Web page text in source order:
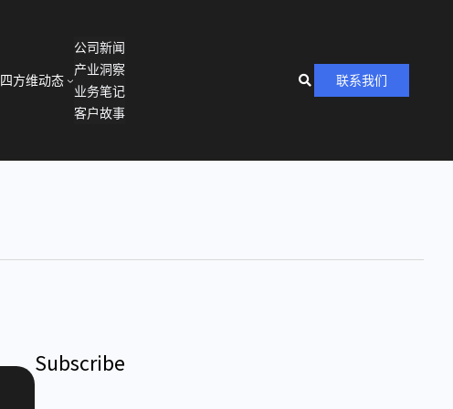
四方维动态
公司新闻
产业洞察
业务笔记
客户故事
联系我们
Subscribe